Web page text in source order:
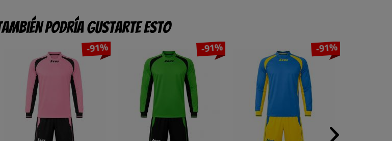
podría gustarte esto
-91% -91% -91%